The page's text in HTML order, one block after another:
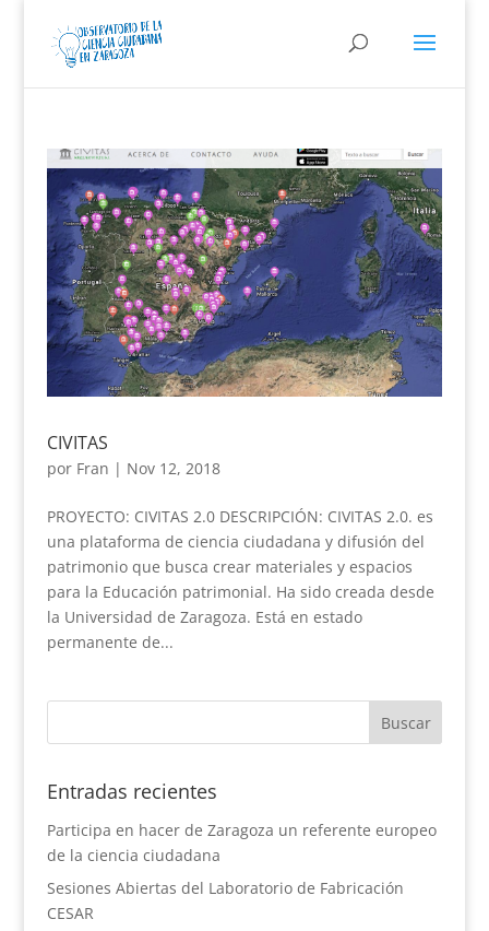
CIVITAS
por Fran | Nov 12, 2018
PROYECTO: CIVITAS 2.0 DESCRIPCIÓN: CIVITAS 2.0. es
una plataforma de ciencia ciudadana y difusión del
patrimonio que busca crear materiales y espacios
para la Educación patrimonial. Ha sido creada desde
la Universidad de Zaragoza. Está en estado
permanente de...
Entradas recientes
Participa en hacer de Zaragoza un referente europeo
de la ciencia ciudadana
Sesiones Abiertas del Laboratorio de Fabricación
CESAR